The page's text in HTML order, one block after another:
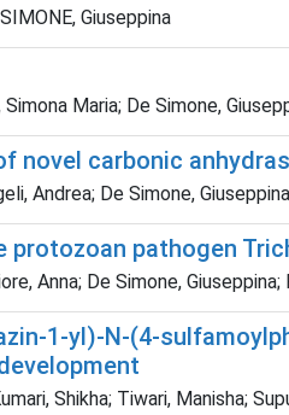
Giuseppina
Maria; De Simone,
novel carbonic
Andrea; De Simone,
pathogen
Anna; De Simone,
1-yl)-N-(4-
Shikha; Tiwari, Manisha;